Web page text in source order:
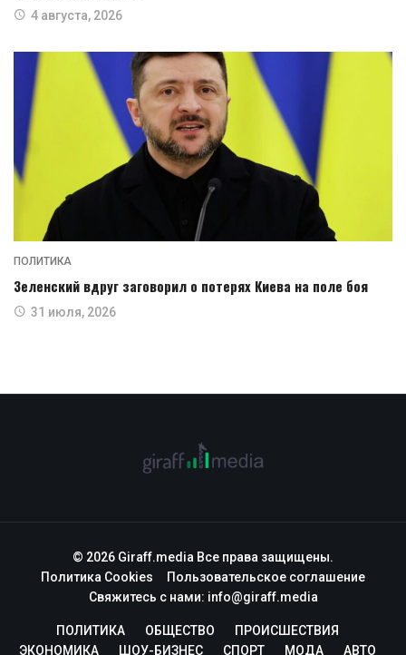
4 августа, 2026
ПОЛИТИКА
Зеленский вдруг заговорил о потерях Киева на поле боя
31 июля, 2026
© 2026 Giraff.media Все права защищены.
Политика Cookies
Пользовательское соглашение
Свяжитесь с нами: info@giraff.media
ПОЛИТИКА ОБЩЕСТВО
ПРОИСШЕСТВИЯ
ЭКОНОМИКА
ШОУ-БИЗНЕС СПОРТ МОДА АВТО